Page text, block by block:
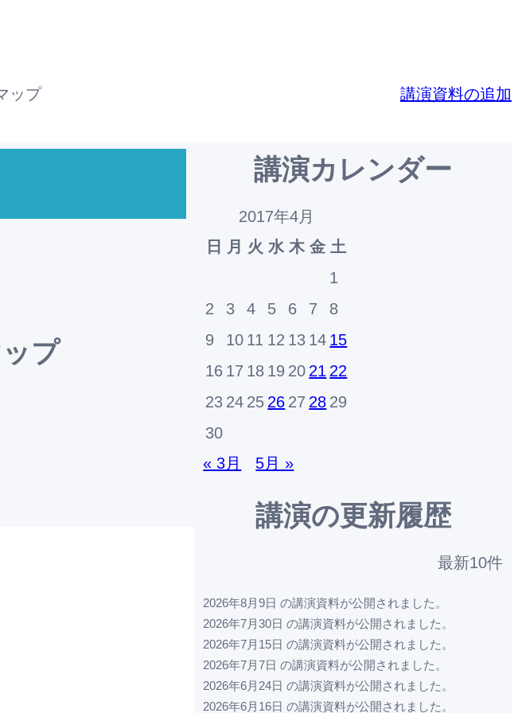
ップ 講演資料の追加
プ
講演カレンダー
2017年4月
日
月 火 水 木 金 土
1
2
3 4 5 6 7
8
9
10 11 12 13 14 15
16 17 18 19 20 21 22
23 24 25 26 27 28 29
30
« 3月
5月 »
講演の更新履歴
最新10件
2026年8月9日 の講演資料が公開されました。
2026年7月30日 の講演資料が公開されました。
2026年7月15日 の講演資料が公開されました。
2026年7月7日 の講演資料が公開されました。
2026年6月24日 の講演資料が公開されました。
2026年6月16日 の講演資料が公開されました。